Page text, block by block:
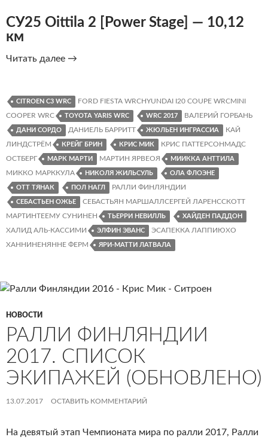
СУ25 Oittila 2 [Power Stage] — 10,12
км
Читать далее Ралли
Результаты,
статистика,
графики
→
CITROEN C3 WRC
FORD FIESTA WRCHYUNDAI I20 COUPE WRCMINI
COOPER WRC
TOYOTA YARIS WRC WRC 2017 ВАЛЕРИЙ ГОРБАНЬ
ДАНИ СОРДО ДАНИЕЛЬ БАРРИТТ ЖЮЛЬЕН ИНГРАССИА
КАЙ
ЛИНДСТРЁМ
КРЕЙГ БРИН КРИС МИК
КРИС ПАТТЕРСОНМАДС
ОСТБЕРГ
МАРК МАРТИ МАРТИН ЯРВЕОЯ МИИККА АНТТИЛА
МИККО МАРККУЛА НИКОЛЯ ЖИЛЬСУЛЬ ОЛА ФЛОЭНЕ
ОТТ ТЯНАК ПОЛ НАГЛ РАЛЛИ ФИНЛЯНДИИ
СЕБАСТЬЕН ОЖЬЕ
СЕБАСТЬЯН МАРШАЛЛСЕРГЕЙ ЛАРЕНССКОТТ
МАРТИНТЕЕМУ СУНИНЕН
ТЬЕРРИ НЕВИЛЛЬ ХАЙДЕН ПАДДОН
ХАЛИД АЛЬ-КАССИМИ ЭЛФИН ЭВАНС
ЭСАПЕККА ЛАППИЮХО
ХАННИНЕНЯННЕ ФЕРМ
ЯРИ-МАТТИ ЛАТВАЛА
НОВОСТИ
РАЛЛИ ФИНЛЯНДИИ
2017. СПИСОК
ЭКИПАЖЕЙ (ОБНОВЛЕНО)
13.07.2017 ОСТАВИТЬ КОММЕНТАРИЙ
На девятый этап Чемпионата мира по ралли 2017, Ралли